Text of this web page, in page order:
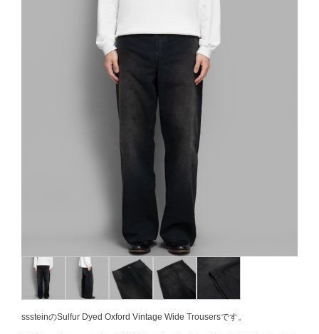
sssteinのSulfur Dyed Oxford Vintage Wide Trousersです。